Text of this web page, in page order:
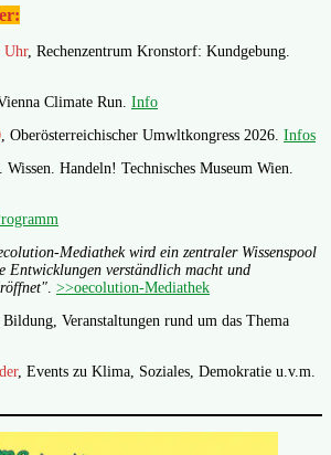
Uhr, Rechenzentrum Kronstorf: Kundgebung.
Climate Run. Info
, Oberösterreichischer Umwltkongress 2026. Infos
Handeln! Technisches Museum Wien.
Mediathek wird ein zentraler Wissenspool
Entwicklungen verständlich macht und
. >>oecolution-Mediathek
Veranstaltungen rund um das Thema
, Events zu Klima, Soziales, Demokratie u.v.m.